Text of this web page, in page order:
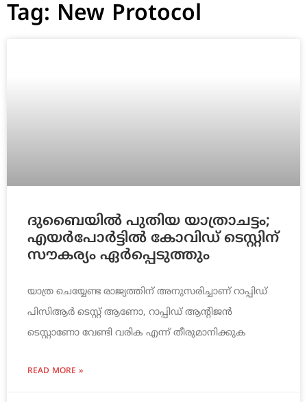
Tag: New Protocol
ദുബൈയില്‍ പുതിയ യാത്രാചട്ടം;
എയര്‍പോര്‍ട്ടില്‍ കോവിഡ് ടെസ്റ്റിന്
സൗകര്യം ഏര്‍പ്പെടുത്തും
യാത്ര ചെയ്യേണ്ട രാജ്യത്തിന് അനുസരിച്ചാണ് റാപ്പിഡ്
പിസിആര്‍ ടെസ്റ്റ് ആണോ, റാപ്പിഡ് ആന്റിജന്‍
ടെസ്റ്റാണോ വേണ്ടി വരിക എന്ന് തീരുമാനിക്കുക
READ MORE »